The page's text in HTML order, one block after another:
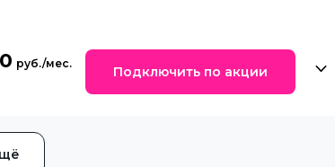
Подключить по акции